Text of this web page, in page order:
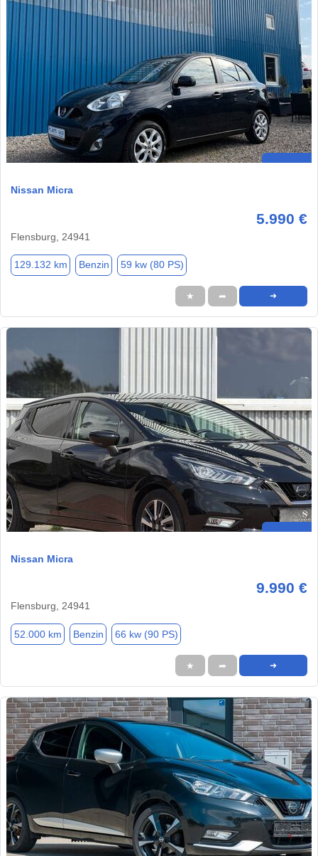
Nissan Micra
5.990 €
Flensburg, 24941
129.132 km Benzin 59 kw (80 PS)
★ ➦ ➜
Nissan Micra
9.990 €
Flensburg, 24941
52.000 km Benzin 66 kw (90 PS)
★ ➦ ➜